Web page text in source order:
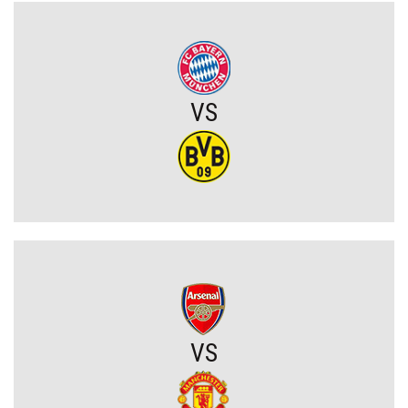
Ferran Torres odchodzi z Barcelony! Kolejny wielki klub w karierze
Zaskakujący zwrot akcji w sprawie Arkadiusza Milika? Wieści z
Przerażające kulisy mundialu wyszły na jaw. Grożono śmiercią
Szykuje się wielki transfer z udziałem Romelu Lukaku! Turecki
Kiedy gra Robert Lewandowski?
VS
VS